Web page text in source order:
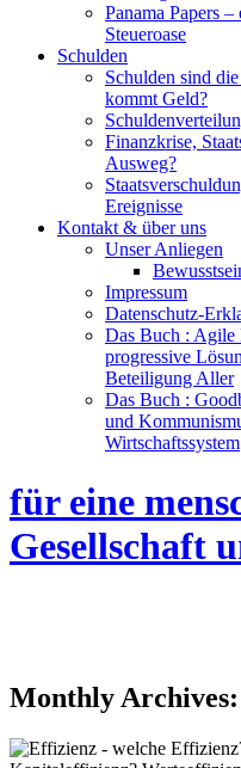
Panama Papers
Steueroase
Schulden
Schulden sind
kommt Geld?
Finanzkrise,
Ausweg?
Ereignisse
Kontakt & über uns
Unser Anliegen
Impressum
Datenschutz-
Das Buch : Agile
progressive
Beteiligung Aller
Das Buch :
und
Wirtschaftssystem
für eine
Gesellschaft
Monthly Archives: